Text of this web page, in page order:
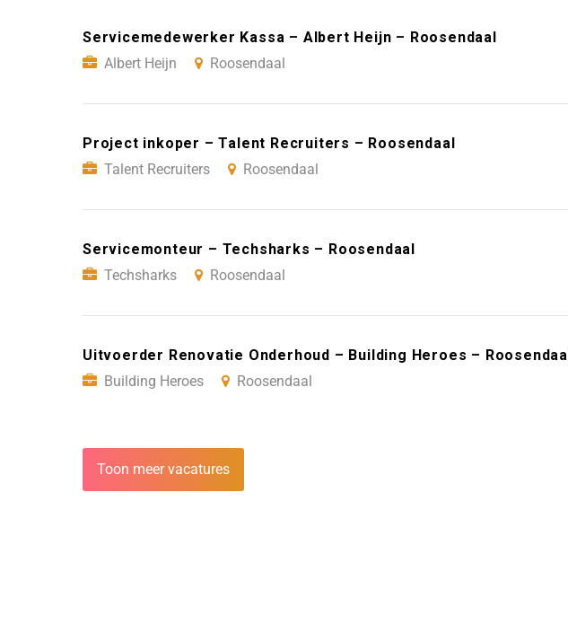
Servicemedewerker Kassa – Albert Heijn – Roosendaal
Albert Heijn
Roosendaal
Project inkoper – Talent Recruiters – Roosendaal
Talent Recruiters
Roosendaal
Servicemonteur – Techsharks – Roosendaal
Techsharks
Roosendaal
Uitvoerder Renovatie Onderhoud – Building Heroes – Roosendaal
Building Heroes
Roosendaal
Toon meer vacatures